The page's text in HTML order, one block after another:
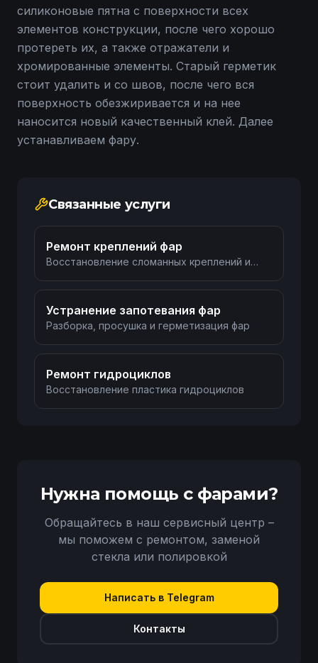
силиконовые пятна с поверхности всех
элементов конструкции, после чего хорошо
протереть их, а также отражатели и
хромированные элементы. Старый герметик
стоит удалить и со швов, после чего вся
поверхность обезжиривается и на нее
наносится новый качественный клей. Далее
устанавливаем фару.
Связанные услуги
Ремонт креплений фар
Восстановление сломанных креплений и
Устранение запотевания фар
Разборка, просушка и герметизация фар
Ремонт гидроциклов
Восстановление пластика гидроциклов
Нужна помощь с фарами?
Обращайтесь в наш сервисный центр –
мы поможем с ремонтом, заменой
стекла или полировкой
Написать в Telegram
Контакты